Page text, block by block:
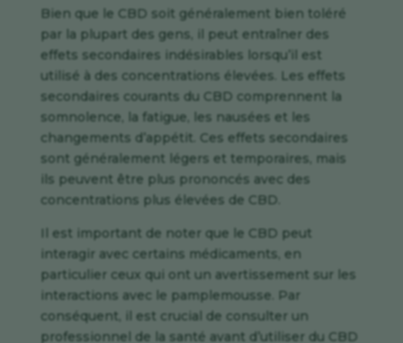
Bien que le CBD soit généralement bien toléré
par la plupart des gens, il peut entraîner des
effets secondaires indésirables lorsqu’il est
utilisé à des concentrations élevées. Les effets
secondaires courants du CBD comprennent la
somnolence, la fatigue, les nausées et les
changements d’appétit. Ces effets secondaires
sont généralement légers et temporaires, mais
ils peuvent être plus prononcés avec des
concentrations plus élevées de CBD.
Il est important de noter que le CBD peut
interagir avec certains médicaments, en
particulier ceux qui ont un avertissement sur les
interactions avec le pamplemousse. Par
conséquent, il est crucial de consulter un
professionnel de la santé avant d’utiliser du CBD